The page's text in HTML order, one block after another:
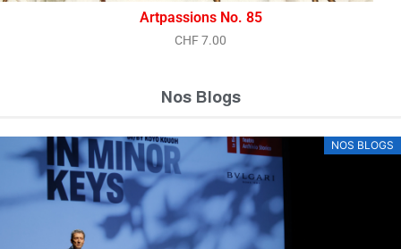
Artpassions No. 85
CHF7.00
Nos Blogs
NOS BLOGS